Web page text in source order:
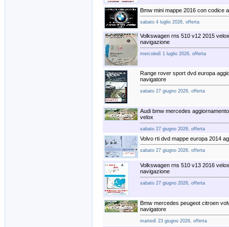
Bmw mini mappe 2016 con codice
sabato 4 luglio 2026, offerta
Volkswagen rns 510 v12 2015
navigazione
mercoledì 1 luglio 2026, offerta
Range rover sport dvd europa
navigatore
sabato 27 giugno 2026, offerta
Audi bmw mercedes
velox
sabato 27 giugno 2026, offerta
Volvo rti dvd mappe europa 2014
sabato 27 giugno 2026, offerta
Volkswagen rns 510 v13 2016
navigazione
sabato 27 giugno 2026, offerta
Bmw mercedes peugeot citroen
navigatore
martedì 23 giugno 2026, offerta